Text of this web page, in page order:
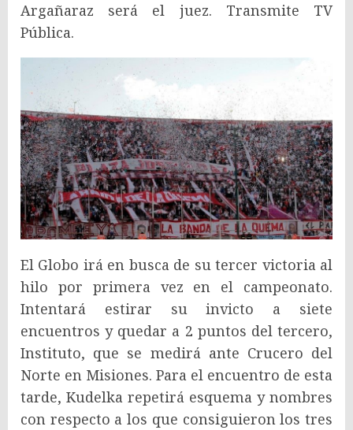
Argañaraz será el juez. Transmite TV
Pública.
El Globo irá en busca de su tercer victoria al
hilo por primera vez en el campeonato.
Intentará estirar su invicto a siete
encuentros y quedar a 2 puntos del tercero,
Instituto, que se medirá ante Crucero del
Norte en Misiones. Para el encuentro de esta
tarde, Kudelka repetirá esquema y nombres
con respecto a los que consiguieron los tres